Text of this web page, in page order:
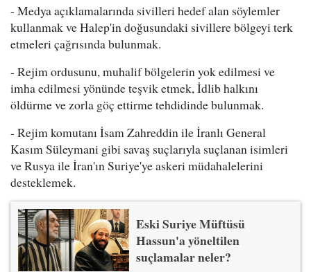
- Medya açıklamalarında sivilleri hedef alan söylemler
kullanmak ve Halep'in doğusundaki sivillere bölgeyi terk
etmeleri çağrısında bulunmak.
- Rejim ordusunu, muhalif bölgelerin yok edilmesi ve
imha edilmesi yönünde teşvik etmek, İdlib halkını
öldürme ve zorla göç ettirme tehdidinde bulunmak.
- Rejim komutanı İsam Zahreddin ile İranlı General
Kasım Süleymani gibi savaş suçlarıyla suçlanan isimleri
ve Rusya ile İran'ın Suriye'ye askeri müdahalelerini
desteklemek.
Eski Suriye Müftüsü
Hassun'a yöneltilen
suçlamalar neler?